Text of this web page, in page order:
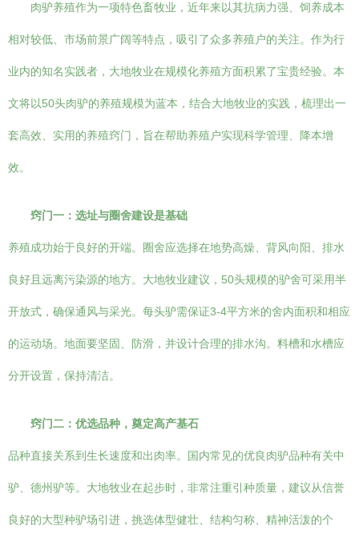
肉驴养殖作为一项特色畜牧业，近年来以其抗病力强、饲养成本
相对较低、市场前景广阔等特点，吸引了众多养殖户的关注。作为行
业内的知名实践者，大地牧业在规模化养殖方面积累了宝贵经验。本
文将以50头肉驴的养殖规模为蓝本，结合大地牧业的实践，梳理出一
套高效、实用的养殖窍门，旨在帮助养殖户实现科学管理、降本增
效。
窍门一：选址与圈舍建设是基础
养殖成功始于良好的开端。圈舍应选择在地势高燥、背风向阳、排水
良好且远离污染源的地方。大地牧业建议，50头规模的驴舍可采用半
开放式，确保通风与采光。每头驴需保证3-4平方米的舍内面积和相应
的运动场。地面要坚固、防滑，并设计合理的排水沟。料槽和水槽应
分开设置，保持清洁。
窍门二：优选品种，奠定高产基石
品种直接关系到生长速度和出肉率。国内常见的优良肉驴品种有关中
驴、德州驴等。大地牧业在起步时，非常注重引种质量，建议从信誉
良好的大型种驴场引进，挑选体型健壮、结构匀称、精神活泼的个